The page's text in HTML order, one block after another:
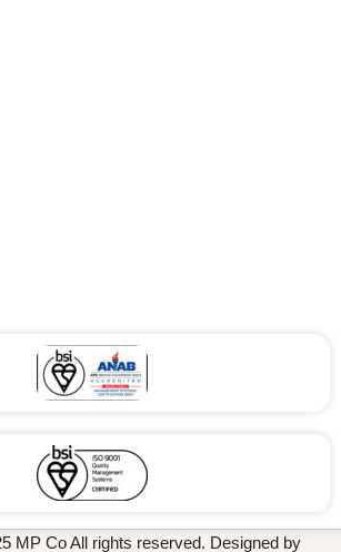
MP Co All rights reserved. Designed by